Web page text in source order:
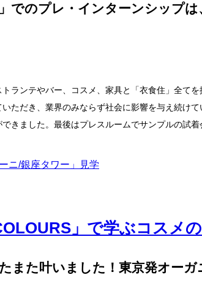
でのプレ・インターンシップ
ランテやバー、コスメ、家具と「衣食住」全て
ただき、業界のみならず社会に影響を与え続け
きました。最後はプレスルームでサンプルの試
ニ/銀座タワー」見学
」で学ぶコスメ
また叶いました！東京発オー